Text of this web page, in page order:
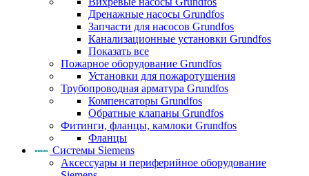
Дренажные насосы Grundfos
Запчасти для насосов Grundfos
Канализационные установки Grundfos
Показать все
Пожарное оборудование Grundfos
Установки для пожаротушения
Трубопроводная арматура Grundfos
Компенсаторы Grundfos
Обратные клапаны Grundfos
Фитинги, фланцы, камлоки Grundfos
Фланцы
Системы Siemens
Аксессуары и периферийное оборудование